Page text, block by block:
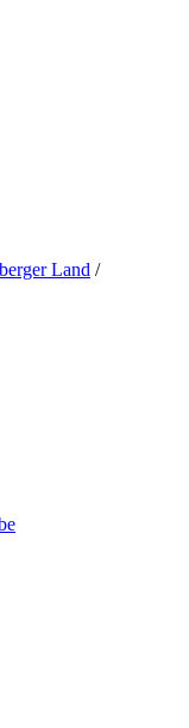
Land /